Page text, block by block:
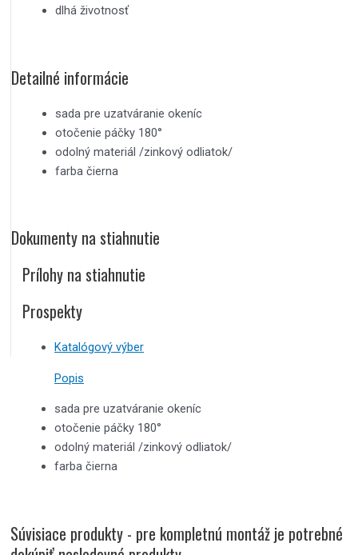
dlhá životnosť
Detailné informácie
sada pre uzatváranie okeníc
otočenie páčky 180°
odolný materiál /zinkový odliatok/
farba čierna
Dokumenty na stiahnutie
Prílohy na stiahnutie
Prospekty
Katalógový výber
Popis
sada pre uzatváranie okeníc
otočenie páčky 180°
odolný materiál /zinkový odliatok/
farba čierna
Súvisiace produkty - pre kompletnú montáž je potrebné